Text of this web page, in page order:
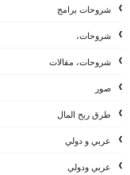
شروحات برامج
شروحات،
شروحات، مقالات
صور
طرق ربح المال
عربي و دولي
عربي ودولي